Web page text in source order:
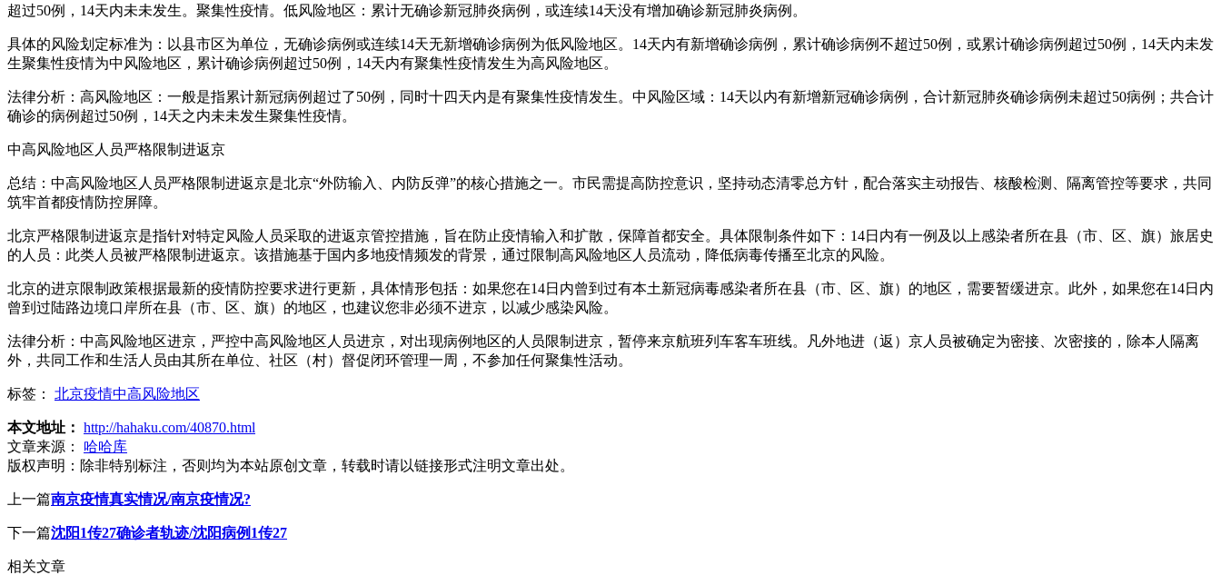
超过50例，14天内未未发生。聚集性疫情。低风险地区：累计无确诊新冠肺炎病例，或连续14天没有增加确诊新冠肺炎病例。
具体的风险划定标准为：以县市区为单位，无确诊病例或连续14天无新增确诊病例为低风险地区。14天内有新增确诊病例，累计确诊病例不超过50例，或累计确诊病例超过50例，14天内未发
生聚集性疫情为中风险地区，累计确诊病例超过50例，14天内有聚集性疫情发生为高风险地区。
法律分析：高风险地区：一般是指累计新冠病例超过了50例，同时十四天内是有聚集性疫情发生。中风险区域：14天以内有新增新冠确诊病例，合计新冠肺炎确诊病例未超过50病例；共合计
确诊的病例超过50例，14天之内未未发生聚集性疫情。
中高风险地区人员严格限制进返京
总结：中高风险地区人员严格限制进返京是北京“外防输入、内防反弹”的核心措施之一。市民需提高防控意识，坚持动态清零总方针，配合落实主动报告、核酸检测、隔离管控等要求，共同
筑牢首都疫情防控屏障。
北京严格限制进返京是指针对特定风险人员采取的进返京管控措施，旨在防止疫情输入和扩散，保障首都安全。具体限制条件如下：14日内有一例及以上感染者所在县（市、区、旗）旅居史
的人员：此类人员被严格限制进返京。该措施基于国内多地疫情频发的背景，通过限制高风险地区人员流动，降低病毒传播至北京的风险。
北京的进京限制政策根据最新的疫情防控要求进行更新，具体情形包括：如果您在14日内曾到过有本土新冠病毒感染者所在县（市、区、旗）的地区，需要暂缓进京。此外，如果您在14日内
曾到过陆路边境口岸所在县（市、区、旗）的地区，也建议您非必须不进京，以减少感染风险。
法律分析：中高风险地区进京，严控中高风险地区人员进京，对出现病例地区的人员限制进京，暂停来京航班列车客车班线。凡外地进（返）京人员被确定为密接、次密接的，除本人隔离
外，共同工作和生活人员由其所在单位、社区（村）督促闭环管理一周，不参加任何聚集性活动。
标签： 北京疫情中高风险地区
本文地址： http://hahaku.com/40870.html
文章来源：
哈哈库
版权声明： 除非特别标注，否则均为本站原创文章，转载时请以链接形式注明文章出处。
上一篇南京疫情真实情况/南京疫情况?
下一篇沈阳1传27确诊者轨迹/沈阳病例1传27
相关文章